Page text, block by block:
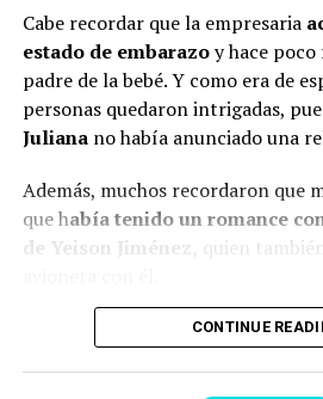
De hecho, varios la notaron
respecto.
“¿Qué le pasó en la cara?”, “Se ve
perfilamiento?”, “Se dañó el
Finalmente, otro grupo de
debido al tiempo que ha pasado.
(Recuerda dar clic en la imagen)
Cabe recordar que la empresaria
estado de embarazoy hace poco
padre de la bebé. Y como era de
personas quedaron intrigadas,
Julianano había anunciado una
Además, muchos recordaron que
que había tenido un romance
de Yeison Jiménez, quien
Lee también: ¿Escro estaría
CONTINUE